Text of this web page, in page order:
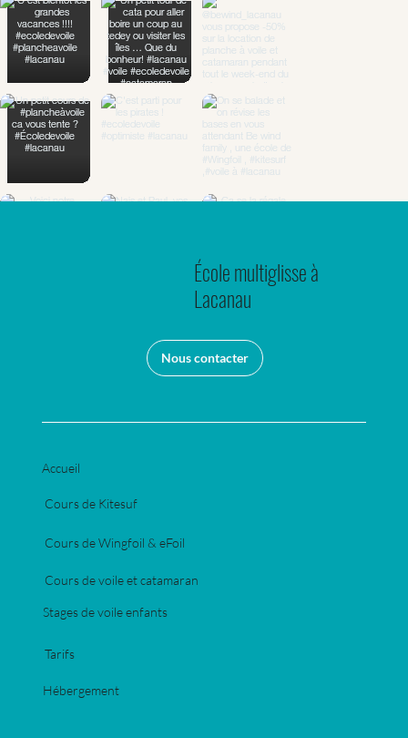
École multiglisse à
Lacanau
Nous contacter
Accueil
Cours de Kitesuf
Cours de Wingfoil & eFoil
Cours de voile et catamaran
Stages de voile enfants
Tarifs
Hébergement